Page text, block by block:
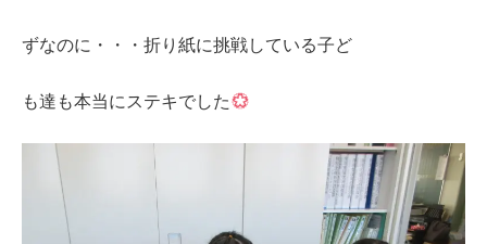
ずなのに・・・折り紙に挑戦している子ど
も達も本当にステキでした